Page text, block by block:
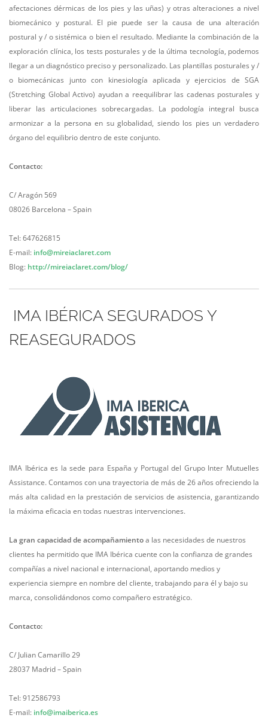
afectaciones dérmicas de los pies y las uñas) y otras alteraciones a nivel
biomecánico y postural. El pie puede ser la causa de una alteración
postural y / o sistémica o bien el resultado. Mediante la combinación de la
exploración clínica, los tests posturales y de la última tecnología, podemos
llegar a un diagnóstico preciso y personalizado. Las plantillas posturales y /
o biomecánicas junto con kinesiología aplicada y ejercicios de SGA
(Stretching Global Activo) ayudan a reequilibrar las cadenas posturales y
liberar las articulaciones sobrecargadas. La podología integral busca
armonizar a la persona en su globalidad, siendo los pies un verdadero
órgano del equilibrio dentro de este conjunto.
Contacto:
C/ Aragón 569
08026 Barcelona – Spain
Tel: 647626815
E-mail: info@mireiaclaret.com
Blog: http://mireiaclaret.com/blog/
IMA IBÉRICA SEGURADOS Y
REASEGURADOS
IMA Ibérica es la sede para España y Portugal del Grupo Inter Mutuelles
Assistance. Contamos con una trayectoria de más de 26 años ofreciendo la
más alta calidad en la prestación de servicios de asistencia, garantizando
la máxima eficacia en todas nuestras intervenciones.
La gran capacidad de acompañamientoa las necesidades de nuestros
clientes ha permitido que IMA Ibérica cuente con la confianza de grandes
compañías a nivel nacional e internacional, aportando medios y
experiencia siempre en nombre del cliente, trabajando para él y bajo su
marca, consolidándonos como compañero estratégico.
Contacto:
C/ Julian Camarillo 29
28037 Madrid – Spain
Tel: 912586793
E-mail: info@imaiberica.es